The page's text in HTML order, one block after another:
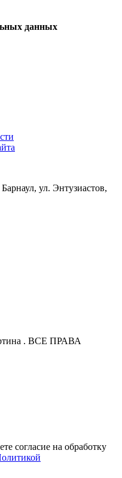
данных
ул. Энтузиастов,
. ВСЕ ПРАВА
согласие на обработку